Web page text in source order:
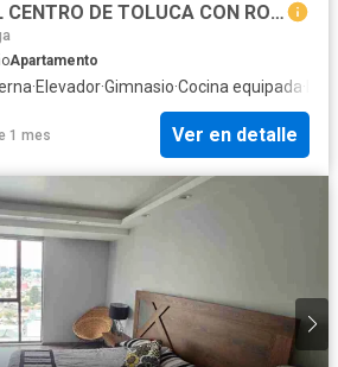
NUEVO CERCA DEL CENTRO DE TOLUCA CON ROOF GARDEN Y GIMNACIO
Apartamento
·Elevador·Gimnasio·Cocina equipada
1 mes Ver en detalle